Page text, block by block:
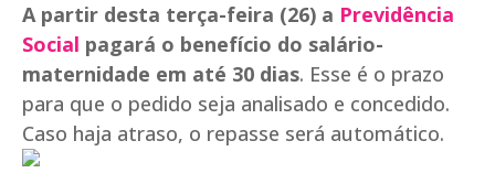
A partir desta terça-feira (26) a Previdência
Social pagará o benefício do salário-
maternidade em até 30 dias. Esse é o prazo
para que o pedido seja analisado e concedido.
Caso haja atraso, o repasse será automático.